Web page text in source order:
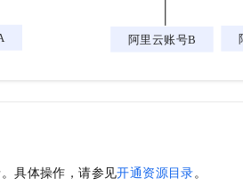
具体操作，请参见开通资源目录。